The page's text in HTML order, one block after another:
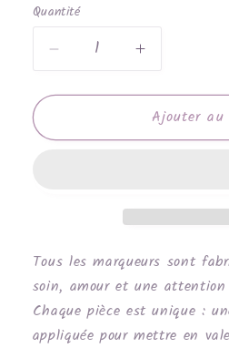
Quantité
Réduire
la
quantité
Lampe
Augmenter
la
quantité
de
Lampe
Ajouter
Tous les marqueurs sont
soin, amour et une
Chaque pièce est unique :
appliquée pour mettre en